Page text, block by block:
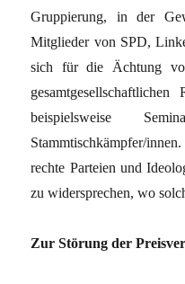
Gruppierung, in der
Mitglieder von SPD,
sich für die Ächtung
beispielsweise
Stammtischkämpfer/
rechte Parteien und
zu widersprechen, wo
Zur Störung der